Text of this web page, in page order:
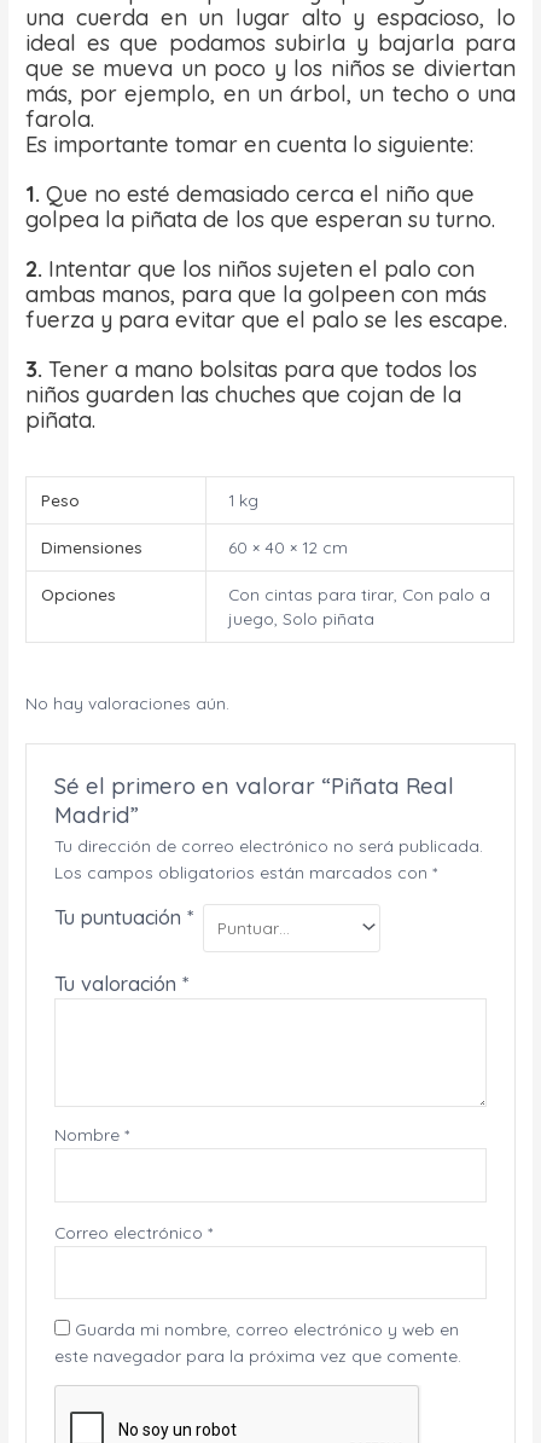
una cuerda en un lugar alto y espacioso, lo
ideal es que podamos subirla y bajarla para
que se mueva un poco y los niños se diviertan
más, por ejemplo, en un árbol, un techo o una
farola.
Es importante tomar en cuenta lo siguiente:
1. Que no esté demasiado cerca el niño que
golpea la piñata de los que esperan su turno.
2. Intentar que los niños sujeten el palo con
ambas manos, para que la golpeen con más
fuerza y para evitar que el palo se les escape.
3. Tener a mano bolsitas para que todos los
niños guarden las chuches que cojan de la
piñata.
Peso 1 kg
Dimensiones 60 × 40 × 12 cm
Opciones
Con cintas para tirar, Con palo a
juego, Solo piñata
No hay valoraciones aún.
Sé el primero en valorar “Piñata Real
Madrid”
Tu dirección de correo electrónico no será publicada.
Los campos obligatorios están marcados con *
Tu puntuación *
Tu valoración *
Nombre *
Correo electrónico *
Guarda mi nombre, correo electrónico y web en
este navegador para la próxima vez que comente.